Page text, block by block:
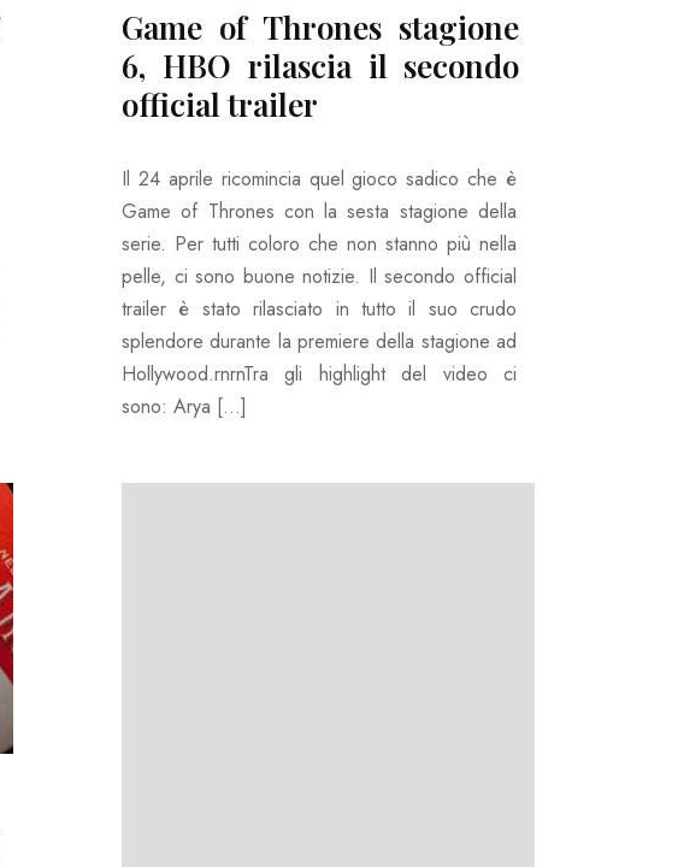
Game of Thrones stagione
6, HBO rilascia il secondo
official trailer
Il 24 aprile ricomincia quel gioco sadico che è
Game of Thrones con la sesta stagione della
serie. Per tutti coloro che non stanno più nella
pelle, ci sono buone notizie. Il secondo official
trailer è stato rilasciato in tutto il suo crudo
splendore durante la premiere della stagione ad
Hollywood.rnrnTra gli highlight del video ci
sono: Arya […]